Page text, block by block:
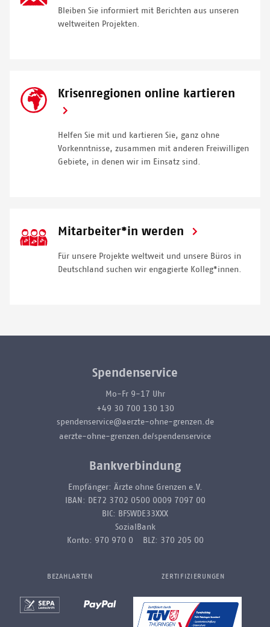
Bleiben Sie informiert mit Berichten aus unseren
weltweiten Projekten.
SVG
Icon
Krisenregionen online kartieren
Helfen Sie mit und kartieren Sie, ganz ohne
Vorkenntnisse, zusammen mit anderen Freiwilligen
Gebiete, in denen wir im Einsatz sind.
SVG
Icon
Mitarbeiter*in werden
Für unsere Projekte weltweit und unsere Büros in
Deutschland suchen wir engagierte Kolleg*innen.
Spendenservice
Mo-Fr 9-17 Uhr
+49 30 700 130 130
spendenservice@aerzte-ohne-grenzen.de
aerzte-ohne-grenzen.de/spendenservice
Bankverbindung
Empfänger: Ärzte ohne Grenzen e.V.
IBAN: DE72 3702 0500 0009 7097 00
BIC: BFSWDE33XXX
SozialBank
Konto: 970 970 0 BLZ: 370 205 00
BEZAHLARTEN ZERTIFIZIERUNGEN